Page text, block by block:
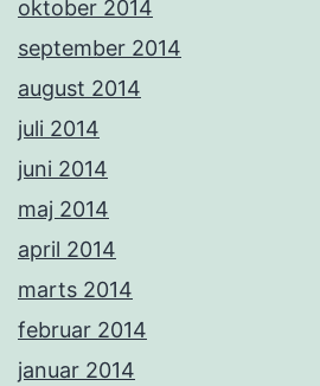
oktober 2014
september 2014
august 2014
juli 2014
juni 2014
maj 2014
april 2014
marts 2014
februar 2014
januar 2014